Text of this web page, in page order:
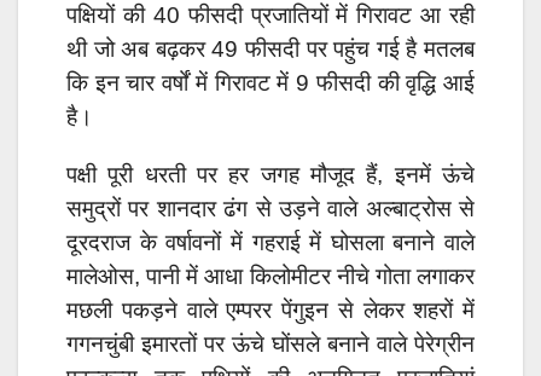
पक्षियों की 40 फीसदी प्रजातियों में गिरावट आ रही
थी जो अब बढ़कर 49 फीसदी पर पहुंच गई है मतलब
कि इन चार वर्षों में गिरावट में 9 फीसदी की वृद्धि आई
है।
पक्षी पूरी धरती पर हर जगह मौजूद हैं, इनमें ऊंचे
समुद्रों पर शानदार ढंग से उड़ने वाले अल्बाट्रोस से
दूरदराज के वर्षावनों में गहराई में घोसला बनाने वाले
मालेओस, पानी में आधा किलोमीटर नीचे गोता लगाकर
मछली पकड़ने वाले एम्परर पेंगुइन से लेकर शहरों में
गगनचुंबी इमारतों पर ऊंचे घोंसले बनाने वाले पेरेग्रीन